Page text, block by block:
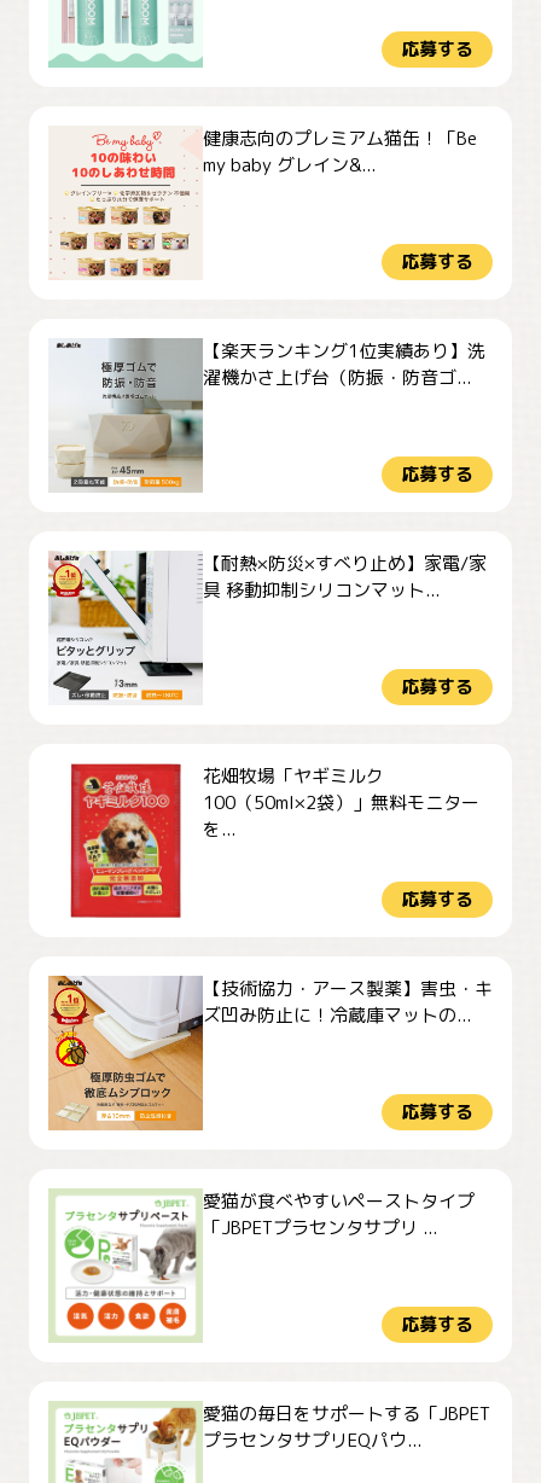
応募する
健康志向のプレミアム猫缶！「Be
my baby グレイン&...
応募する
【楽天ランキング1位実績あり】洗
濯機かさ上げ台（防振・防音ゴ...
応募する
【耐熱×防災×すべり止め】家電/家
具 移動抑制シリコンマット...
応募する
花畑牧場「ヤギミルク
100（50ml×2袋）」無料モニター
を...
応募する
【技術協力・アース製薬】害虫・キ
ズ凹み防止に！冷蔵庫マットの...
応募する
愛猫が食べやすいペーストタイプ
「JBPETプラセンタサプリ ...
応募する
愛猫の毎日をサポートする「JBPET
プラセンタサプリEQパウ...